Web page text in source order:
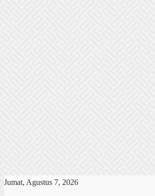
Jumat, Agustus 7, 2026